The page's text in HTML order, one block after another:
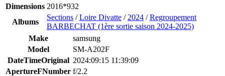
Dimensions 2016*932
Albums
Sections /Loire Divatte / 2024 /Regroupement
BARBECHAT (1ère sortie saison 2024-2025)
Make
samsung
Model
SM-A202F
DateTimeOriginal 2024:09:15 11:39:09
ApertureFNumber f/2.2